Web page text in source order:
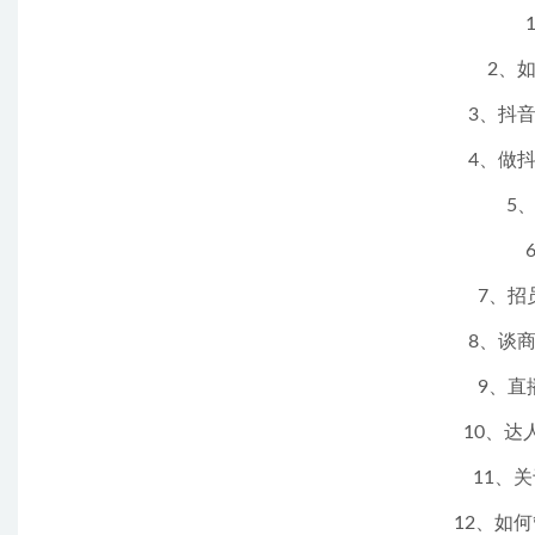
2、
3、抖
4、做
5
7、招
8、谈
9、直
10、达
11、
12、如